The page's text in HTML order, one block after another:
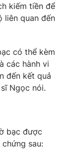
483/GP-BTTTT
kiếm tiền để
liên quan đến
có thể kèm
các hành vi
đến kết quả
Ngọc nói.
bạc được
sau: